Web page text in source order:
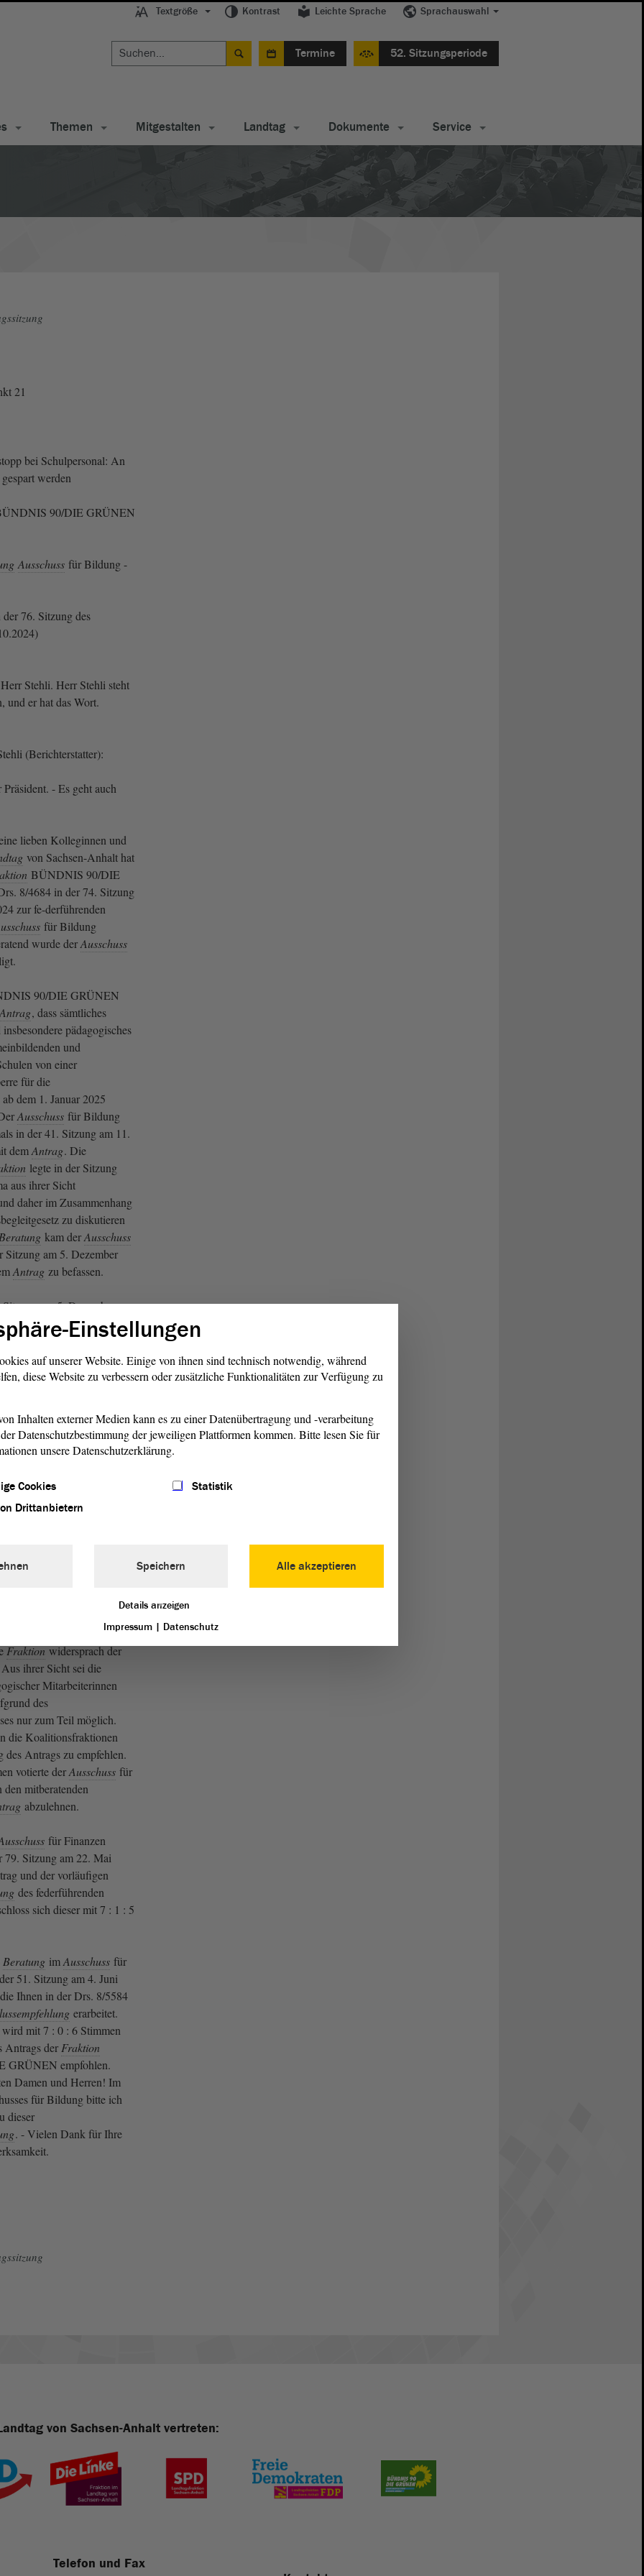
Textgröße Kontrast Leichte Sprache Sprachauswahl
Termine 52. Sitzungsperiode
Themen Mitgestalten Landtag Dokumente Service
21
bei Schulpersonal: An
werden
90/DIE GRÜNEN
Ausschuss für Bildung -
der 76. Sitzung des
Stehli. Herr Stehli steht
und er hat das Wort.
(Berichterstatter):
- Es geht auch
lieben Kolleginnen und
von Sachsen-Anhalt hat
BÜNDNIS 90/DIE
8/4684 in der 74. Sitzung
zur fe-derführenden
für Bildung
wurde derAusschuss
90/DIE GRÜNEN
Antrag, dass sämtliches
pädagogisches
und
von einer
für die
dem 1. Januar 2025
Ausschuss für Bildung
in der 41. Sitzung am 11.
demAntrag. Die
legte in der Sitzung
aus ihrer Sicht
daher im Zusammenhang
zu diskutieren
Beratung kam derAusschuss
Sitzung am 5. Dezember
Antrag zu befassen.
am 5. Dezember
auf
der FDP von der
da innerhalb der
ein weiterer Beratungs-
mit demAntrag fand in
Ausschusses für Bildung
Dem
der Koalitionsfraktionen vor
den
schlugen die
vor, diesen für erledigt zu
pädagogischen
Einstellungsstopp mög-
bereits eingestellt
Fraktionwidersprach der
ihrer Sicht sei die
Mitarbeiterinnen
des
nur zum Teil möglich.
die Koalitionsfraktionen
Antrags zu empfehlen.
votierte derAusschuss für
mitberatenden
abzulehnen.
für Finanzen
79. Sitzung am 22. Mai
und der vorläufigen
des federführenden
sich dieser mit 7 : 1 : 5
Beratung imAusschuss für
51. Sitzung am 4. Juni
Ihnen in der Drs. 8/5584
erarbeitet.
mit 7 : 0 : 6 Stimmen
Antrags der Fraktion
GRÜNEN empfohlen.
Damen und Herren! Im
für Bildung bitte ich
dieser
. - Vielen Dank für Ihre
von Sachsen-Anhalt vertreten:
Telefon und Fax
Einstellungen
auf unserer Website. Einige von ihnen sind technisch notwendig, während
diese Website zu verbessern oder zusätzliche Funktionalitäten zur Verfügung zu
Inhalten externer Medien kann es zu einer Datenübertragung und -verarbeitung
Datenschutzbestimmung der jeweiligen Plattformen kommen. Bitte lesen Sie für
unsere Datenschutzerklärung.
Cookies
Statistik
Drittanbietern
Alle akzeptieren
Speichern
Details anzeigen
Impressum | Datenschutz